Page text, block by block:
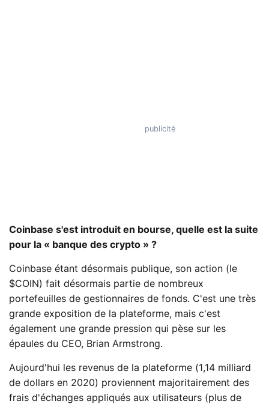
Coinbase s'est introduit en bourse, quelle est la suite
pour la « banque des crypto » ?
Coinbase étant désormais publique, son action (le
$COIN) fait désormais partie de nombreux
portefeuilles de gestionnaires de fonds. C'est une très
grande exposition de la plateforme, mais c'est
également une grande pression qui pèse sur les
épaules du CEO, Brian Armstrong.
Aujourd'hui les revenus de la plateforme (1,14 milliard
de dollars en 2020) proviennent majoritairement des
frais d'échanges appliqués aux utilisateurs (plus de